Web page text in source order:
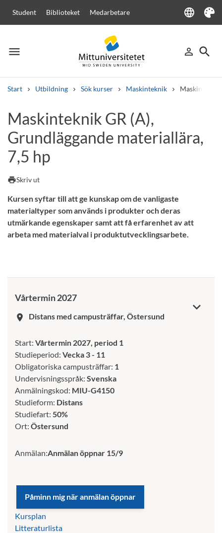
Student Biblioteket Medarbetare language
Language
Tema
menu
Meny person_outline
Logga in
search
Sök
Start Utbildning Sök kurser Maskinteknik
Andra söktjänster
Kurser och programKursplanerVälkomstbrev
Personal
Lediga jobb
Maskinteknik GR (A),
Grundläggande materiallära,
7,5 hp
printSkriv ut
Kursen syftar till att ge kunskap om de vanligaste
materialtyper som används i produkter och deras
utmärkande egenskaper samt att få erfarenhet av att
arbeta med materialval i produktutvecklingsarbete.
Vårtermin 2027
room Distans med campusträffar, Östersund
Start: Vårtermin 2027, period 1
Studieperiod: Vecka 3 - 11
Obligatoriska campusträffar: 1
Undervisningsspråk: Svenska
Anmälningskod: MIU-G4150
Studieform: Distans
Studiefart: 50%
Ort: Östersund
Anmälan:Anmälan öppnar 15/9
Kursplan
Litteraturlista